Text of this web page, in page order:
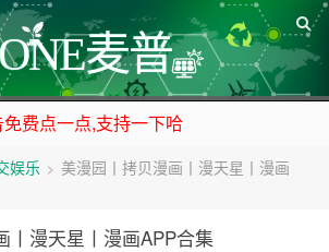
麦普
费点一点,支持一下哈
低调使用
网站留言给我们
娱乐 > 美漫园丨拷贝漫画丨漫天星丨漫画
丨漫天星丨漫画APP合集